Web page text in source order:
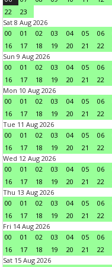
22
23
Sat 8 Aug 2026
00
01 02 03 04 05 06
16
17 18 19 20 21 22
Sun 9 Aug 2026
00
01 02 03 04 05 06
16
17 18 19 20 21 22
Mon 10 Aug 2026
00
01 02 03 04 05 06
16
17 18 19 20 21 22
Tue 11 Aug 2026
00
01 02 03 04 05 06
16
17 18 19 20 21 22
Wed 12 Aug 2026
00
01 02 03 04 05 06
16
17 18 19 20 21 22
Thu 13 Aug 2026
00
01 02 03 04 05 06
16
17 18 19 20 21 22
Fri 14 Aug 2026
00
01 02 03 04 05 06
16
17 18 19 20 21 22
Sat 15 Aug 2026